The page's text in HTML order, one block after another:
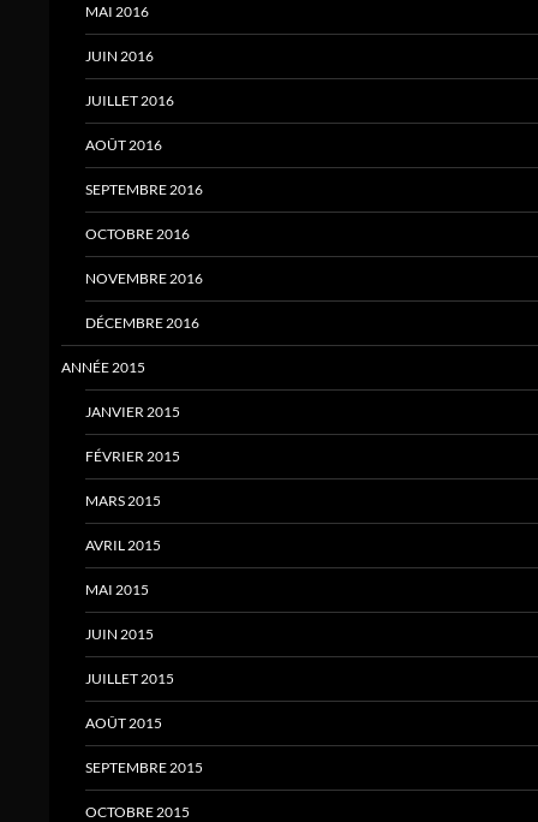
MAI 2016
JUIN 2016
JUILLET 2016
AOÛT 2016
SEPTEMBRE 2016
OCTOBRE 2016
NOVEMBRE 2016
DÉCEMBRE 2016
ANNÉE 2015
JANVIER 2015
FÉVRIER 2015
MARS 2015
AVRIL 2015
MAI 2015
JUIN 2015
JUILLET 2015
AOÛT 2015
SEPTEMBRE 2015
OCTOBRE 2015